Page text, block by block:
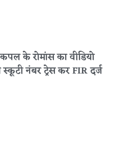
के रोमांस का वीडियो
नंबर ट्रेस कर FIR दर्ज